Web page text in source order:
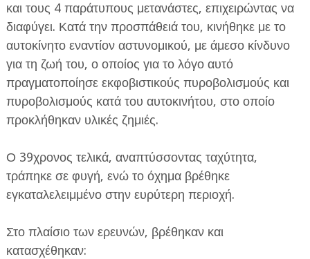
και τους 4 παράτυπους μετανάστες, επιχειρώντας να
διαφύγει. Κατά την προσπάθειά του, κινήθηκε με το
αυτοκίνητο εναντίον αστυνομικού, με άμεσο κίνδυνο
για τη ζωή του, ο οποίος για το λόγο αυτό
πραγματοποίησε εκφοβιστικούς πυροβολισμούς και
πυροβολισμούς κατά του αυτοκινήτου, στο οποίο
προκλήθηκαν υλικές ζημιές.
Ο 39χρονος τελικά, αναπτύσσοντας ταχύτητα,
τράπηκε σε φυγή, ενώ το όχημα βρέθηκε
εγκαταλελειμμένο στην ευρύτερη περιοχή.
Στο πλαίσιο των ερευνών, βρέθηκαν και
κατασχέθηκαν: